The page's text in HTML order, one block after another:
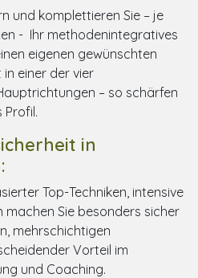
und komplettieren Sie – je
- Ihr methodenintegratives
eigenen gewünschten
in einer der vier
– so schärfen
Profil.
in
Top-Techniken, intensive
machen Sie besonders sicher
mehrschichtigen
Vorteil im
und Coaching.